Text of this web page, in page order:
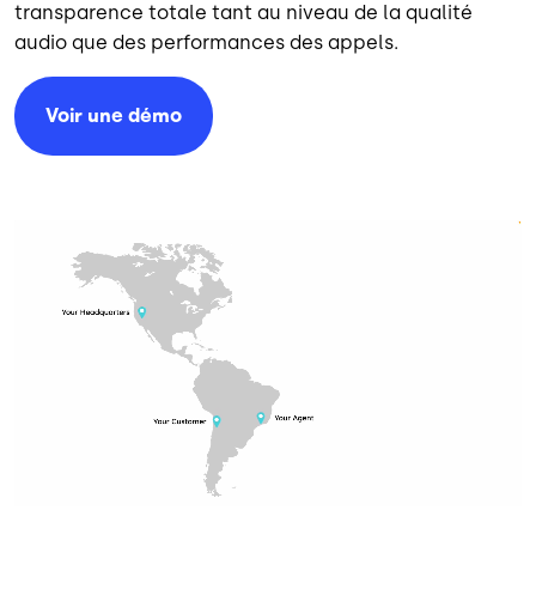
transparence totale tant au niveau de la qualité
audio que des performances des appels.
Voir une démo